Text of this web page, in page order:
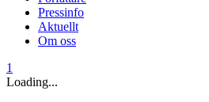
Pressinfo
Aktuellt
Om oss
1
Loading...